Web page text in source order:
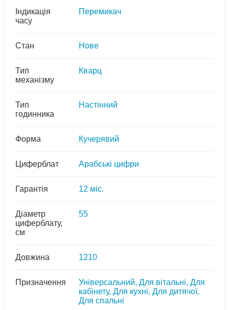
Індикація
часу
Перемикач
Стан Нове
Тип
механізму
Кварц
Тип
годинника
Настінний
Форма Кучерявий
Циферблат Арабські цифри
Гарантія 12 міс.
Діаметр
циферблату,
см
55
Довжина 1210
Призначення
Універсальний, Для вітальні, Для
кабінету, Для кухні, Для дитячої,
Для спальні